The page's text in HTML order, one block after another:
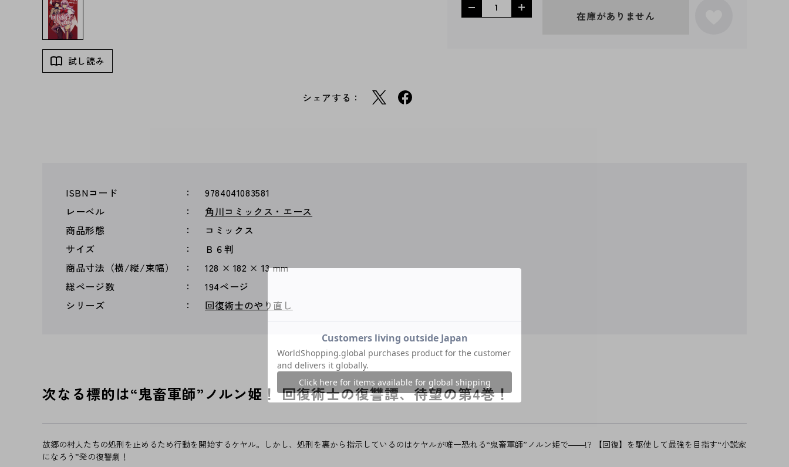
試し読み
シェアする：
在庫がありません
ISBNコード
9784041083581
レーベル
角川コミックス・エース
商品形態
コミックス
サイズ
Ｂ６判
商品寸法（横/縦/束幅）
128 × 182 × 13 mm
総ページ数
194ページ
シリーズ
回復術士のやり直し
次なる標的は“鬼畜軍師”ノルン姫！ 回復術士の復讐譚、待望の第4巻！
故郷の村人たちの処刑を止めるため行動を開始するケヤル。しかし、処刑を裏から指示しているのはケヤルが唯一恐れる“鬼畜軍師”ノルン姫で――!? 【回復】を駆使して最強を目指す“小説家
になろう”発の復讐劇！